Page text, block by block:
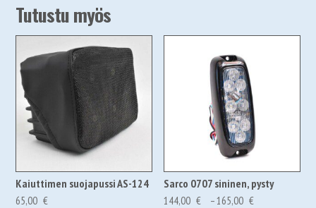
Tutustu myös
Kaiuttimen suojapussi AS-124
65,00 €
Sarco 0707 sininen, pysty
144,00 € –165,00 €